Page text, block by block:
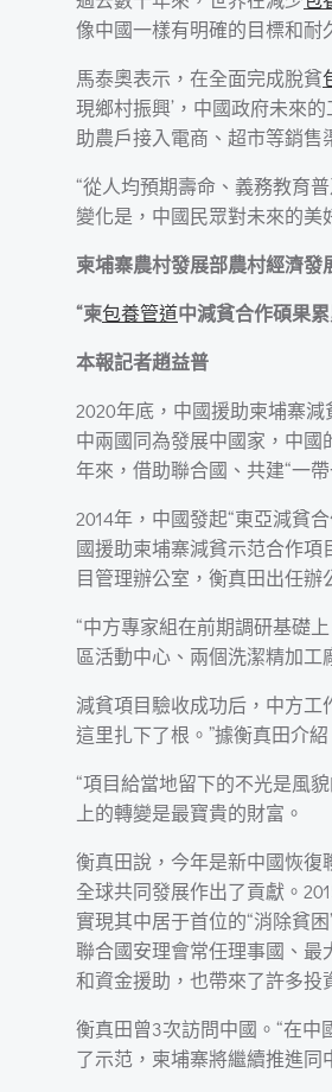
像中國一樣有明確的目標和耐
馬泰奧表示，在全面完成脫貧
現鄉村振興’，中國政府未來
助農戶接入電商、超市等銷售
“從人均預期壽命、義務教育
變化是，中國民眾對未來的美
柬埔寨農村發展部農村經
“柬包養管道中減貧合作碩果累
本報記者趙益普
2020年底，中國援助柬埔寨
中兩國同為發展中國家，中
年來，借助聯合國、共建“一
2014年，中國發起“東亞減貧
國援助柬埔寨減貧示范合作
目管理辦公室，衡真田出任辦
“中方專家組在前期調研基礎
區活動中心、兩個洗潔精加工
減貧項目驗收成功后，中方
這里扎下了根。”據衡真田介
“項目給當地留下的不光是風
上的轉變是最寶貴的財富。
衡真田說，今年是新中國恢
全球共同發展作出了貢獻。
實現其中居于首位的“消除貧
聯合國安理會常任理事國、最
和資金援助，也帶來了許多投
衡真田曾3次訪問中國。“在
了示范，柬埔寨將繼續推進